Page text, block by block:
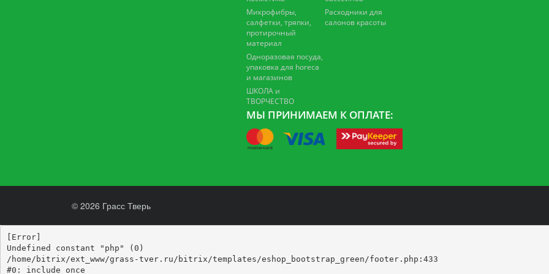
Микрофибры,
салфетки, тряпки,
протирочный
материал
Одноразовая посуда,
упаковка для horeca
и магазинов
ШКОЛА и
ТВОРЧЕСТВО
Расходники для
салонов красоты
МЫ ПРИНИМАЕМ К ОПЛАТЕ:
© 2026 Грасс Тверь
[Error]
Undefined constant "php" (0)
/home/bitrix/ext_www/grass-tver.ru/bitrix/templates/eshop_bootstrap_green/footer.php:433
#0: include_once